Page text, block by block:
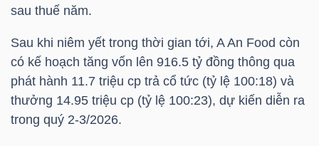
sau thuế năm.
Sau khi niêm yết trong thời gian tới, A An Food còn
có kế hoạch tăng vốn lên 916.5 tỷ đồng thông qua
phát hành 11.7 triệu cp trả cổ tức (tỷ lệ 100:18) và
thưởng 14.95 triệu cp (tỷ lệ 100:23), dự kiến diễn ra
trong quý 2-3/2026.
KHÔNG